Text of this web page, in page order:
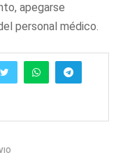
apegarse
personal médico.